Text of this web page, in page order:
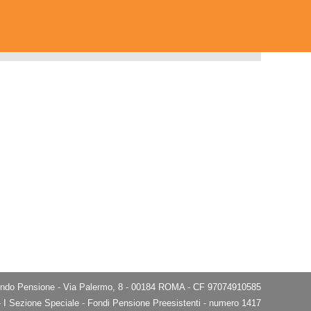
Pensione - Via Palermo, 8 - 00184 ROMA - CF 97074910585
Sezione Speciale - Fondi Pensione Preesistenti - numero 1417